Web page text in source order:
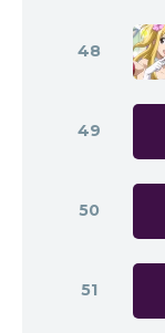
48
49
50
51